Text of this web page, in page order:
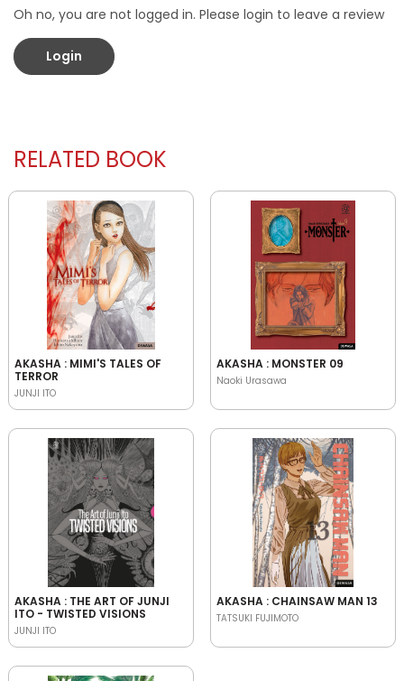
Oh no, you are not logged in. Please login to leave a review
Login
RELATED BOOK
AKASHA : MIMI'S TALES OF
TERROR
JUNJI ITO
AKASHA : MONSTER 09
Naoki Urasawa
AKASHA : THE ART OF JUNJI
ITO - TWISTED VISIONS
JUNJI ITO
AKASHA : CHAINSAW MAN 13
TATSUKI FUJIMOTO